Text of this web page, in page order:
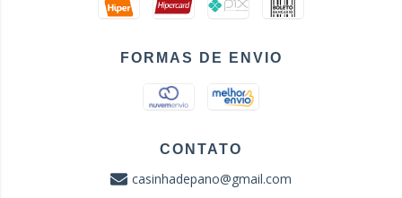
FORMAS DE ENVIO
CONTATO
casinhadepano@gmail.com